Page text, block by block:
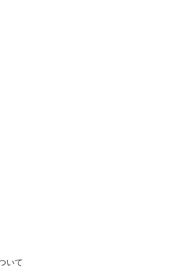
いて